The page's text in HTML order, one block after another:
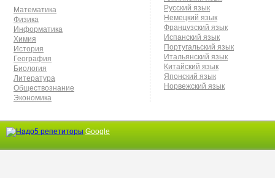
Математика
Физика
Информатика
Химия
История
География
Биология
Литература
Обществознание
Экономика
Русский язык
Немецкий язык
Французский язык
Испанский язык
Португальский язык
Итальянский язык
Китайский язык
Японский язык
Норвежский язык
Google